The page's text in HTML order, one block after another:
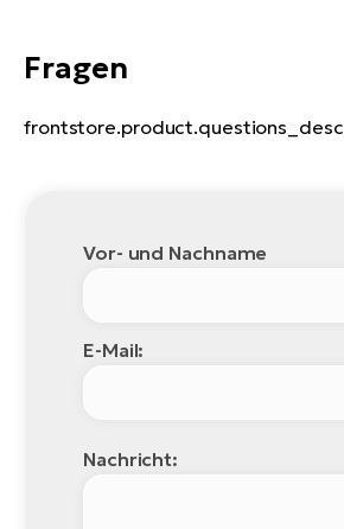
Fragen
frontstore.product.questions_desc
Vor- und Nachname
E-Mail:
Nachricht: